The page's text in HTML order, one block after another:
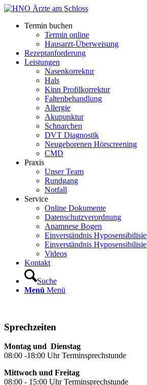
Termin buchen
Termin online
Hausarzt-Überweisung
Rezeptanforderung
Leistungen
Nasenkorrektur
Hals
Kinn Profilkorrektur
Faltenbehandlung
Allergie
Akupunktur
Schnarchen
DVT Diagnostik
Neugeborenen Hörscreening
CMD
Praxis
Unser Team
Rundgang
Notfall
Service
Online Dokumente
Datenschutzverordnung
Anamnese Bogen
Einverständnis
Einverständnis
Videos
Kontakt
Suche
Menü Menü
Sprechzeiten
Montag und Dienstag
08:00 -18:00 Uhr Terminsprechstunde
Mittwoch und Freitag
08:00 - 15:00 Uhr Terminsprechstunde